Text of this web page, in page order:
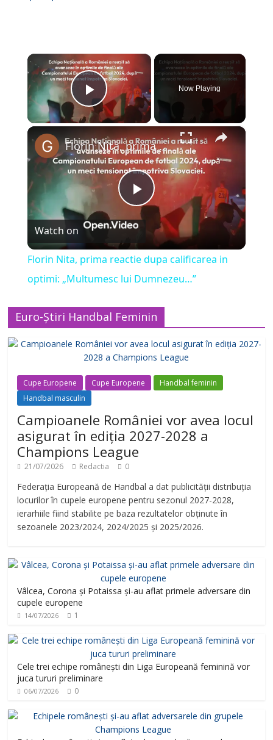
×
Play Video
Now Playing
×
P
l
a
y
V
i
d
e
o
Florin Nita, prima reactie dupa calificarea in optimi: „Multumesc lui Dumnezeu…”
Watch on
Florin Nita, prima reactie dupa calificarea in
optimi: „Multumesc lui Dumnezeu…”
Euro-Știri Handbal Feminin
Cupe Europene Cupe Europene
Handbal feminin
Handbal masculin
Campioanele României vor avea locul
asigurat în ediția 2027-2028 a
Champions League
21/07/2026 Redactia 0
Federația Europeană de Handbal a dat publicității distribuția
locurilor în cupele europene pentru sezonul 2027-2028,
ierarhiile fiind stabilite pe baza rezultatelor obținute în
sezoanele 2023/2024, 2024/2025 și 2025/2026.
Vâlcea, Corona și Potaissa și-au aflat primele adversare din
cupele europene
14/07/2026 1
Cele trei echipe românești din Liga Europeană feminină vor
juca tururi preliminare
06/07/2026 0